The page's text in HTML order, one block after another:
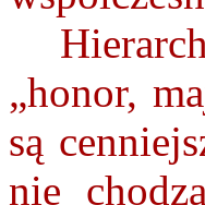
„honor,
są
nie